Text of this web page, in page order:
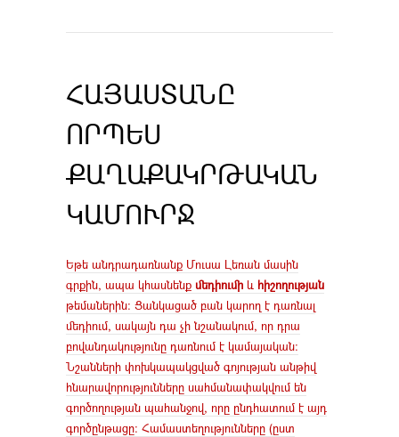
ՀԱՅԱՍՏԱՆԸ
ՈՐՊԵՍ
ՔԱՂԱՔԱԿՐԹԱԿԱՆ
ԿԱՄՈՒՐՋ
Եթե անդրադառնանք Մուսա Լեռան մասին
գրքին, ապա կհասնենք մեդիումի և հիշողության
թեմաներին։ Ցանկացած բան կարող է դառնալ
մեդիում, սակայն դա չի նշանակում, որ դրա
բովանդակությունը դառնում է կամայական։
Նշանների փոխկապակցված գոյության անթիվ
հնարավորությունները սահմանափակվում են
գործողության պահանջով, որը ընդհատում է այդ
գործընթացը։ Համաստեղությունները (ըստ